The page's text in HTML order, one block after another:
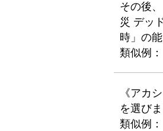
その後
災 デッ
時」の
類似例
《アカ
を選び
類似例